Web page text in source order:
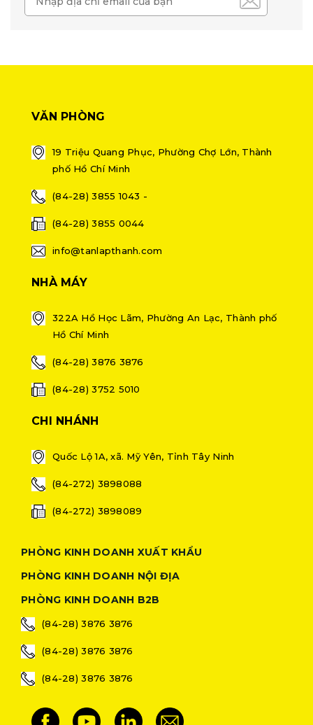
VĂN PHÒNG
19 Triệu Quang Phục, Phường Chợ Lớn, Thành
phố Hồ Chí Minh
(84-28) 3855 1043 -
(84-28) 3855 0044
info@tanlapthanh.com
NHÀ MÁY
322A Hồ Học Lãm, Phường An Lạc, Thành phố
Hồ Chí Minh
(84-28) 3876 3876
(84-28) 3752 5010
CHI NHÁNH
Quốc Lộ 1A, xã. Mỹ Yên, Tỉnh Tây Ninh
(84-272) 3898088
(84-272) 3898089
PHÒNG KINH DOANH XUẤT KHẨU
PHÒNG KINH DOANH NỘI ĐỊA
PHÒNG KINH DOANH B2B
(84-28) 3876 3876
(84-28) 3876 3876
(84-28) 3876 3876